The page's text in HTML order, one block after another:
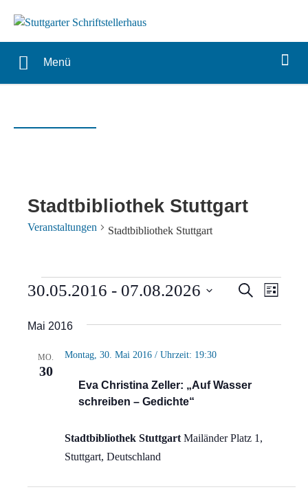
Menü
Stadtbibliothek Stuttgart
Veranstaltungen Stadtbibliothek Stuttgart
Veranstaltungen SucheListe
30.05.2016 - 07.08.2026
wählen.
Mai 2016
MO.
30
Eva Christina Zeller: „Auf Wasser
schreiben – Gedichte“
Montag, 30. Mai 2016 / Uhrzeit: 19:30
Stadtbibliothek Stuttgart Mailänder Platz 1,
Stuttgart, Deutschland